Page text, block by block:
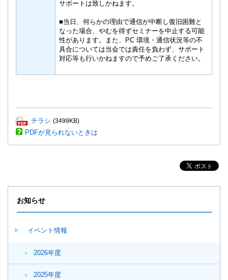
お知らせ
イベント情報
2026年度
2025年度
サポートは致しかねます。
■当日、何らかの理由で通信が中断し復旧困難と
なった場合、やむを得ずセミナーを中止する可能
性があります。また、PC 環境・通信状況等の不
具合については当会では責任を負わず、サポート
対応等も行いかねますので予めご了承ください。
P
D
が
き
ま
チラシ (3499KB)
PDFが見られないときは